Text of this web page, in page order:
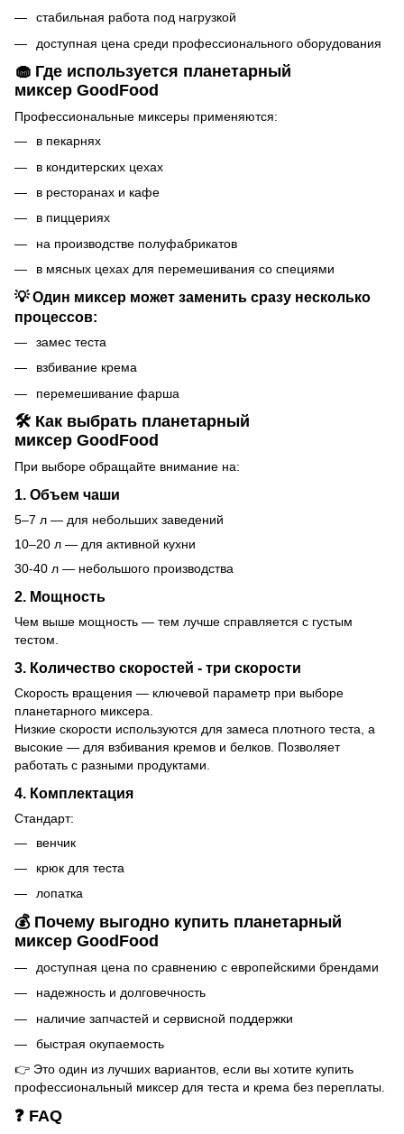
стабильная работа под нагрузкой
доступная цена среди профессионального оборудования
🧁 Где используется планетарный
миксер GoodFood
Профессиональные миксеры применяются:
в пекарнях
в кондитерских цехах
в ресторанах и кафе
в пиццериях
на производстве полуфабрикатов
в мясных цехах для перемешивания со специями
💡 Один миксер может заменить сразу несколько
процессов:
замес теста
взбивание крема
перемешивание фарша
🛠 Как выбрать планетарный
миксер GoodFood
При выборе обращайте внимание на:
1. Объем чаши
5–7 л — для небольших заведений
10–20 л — для активной кухни
30-40 л — небольшого производства
2. Мощность
Чем выше мощность — тем лучше справляется с густым
тестом.
3. Количество скоростей - три скорости
Скорость вращения — ключевой параметр при выборе
планетарного миксера.
Низкие скорости используются для замеса плотного теста, а
высокие — для взбивания кремов и белков. Позволяет
работать с разными продуктами.
4. Комплектация
Стандарт:
венчик
крюк для теста
лопатка
💰 Почему выгодно купить планетарный
миксер GoodFood
доступная цена по сравнению с европейскими брендами
надежность и долговечность
наличие запчастей и сервисной поддержки
быстрая окупаемость
👉 Это один из лучших вариантов, если вы хотите купить
профессиональный миксер для теста и крема без переплаты.
❓ FAQ